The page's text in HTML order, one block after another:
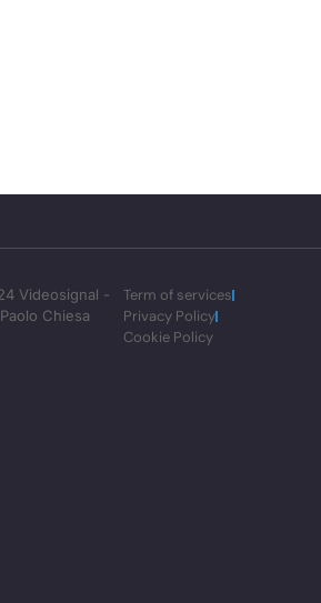
Videosignal -
Chiesa
Term of services
Privacy Policy
Cookie Policy